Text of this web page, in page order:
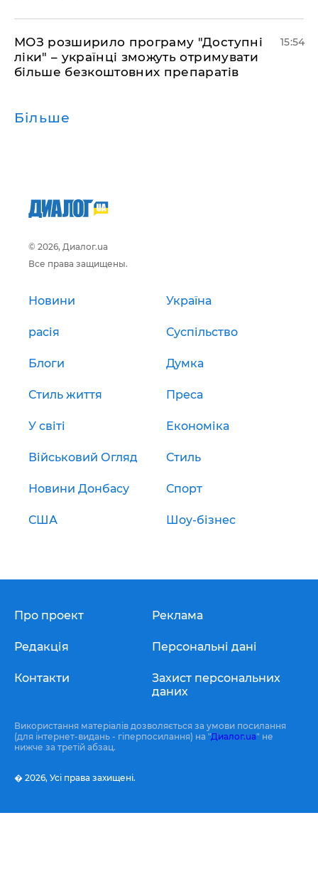
МОЗ розширило програму "Доступні
ліки" – українці зможуть отримувати
більше безкоштовних препаратів
15:54
Більше
© 2026, Диалог.ua
Все права защищены.
Новини Україна
расія Суспільство
Блоги Думка
Стиль життя Преса
У світі Економіка
Військовий Огляд Стиль
Новини Донбасу Спорт
США Шоу-бізнес
Про проект
Редакція
Контакти
Реклама
Персональні дані
Захист персональних
даних
Використання матеріалів дозволяється за умови посилання
(для інтернет-видань - гіперпосилання) на "Диалог.ua" не
нижче за третій абзац.
� 2026, Усі права захищені.